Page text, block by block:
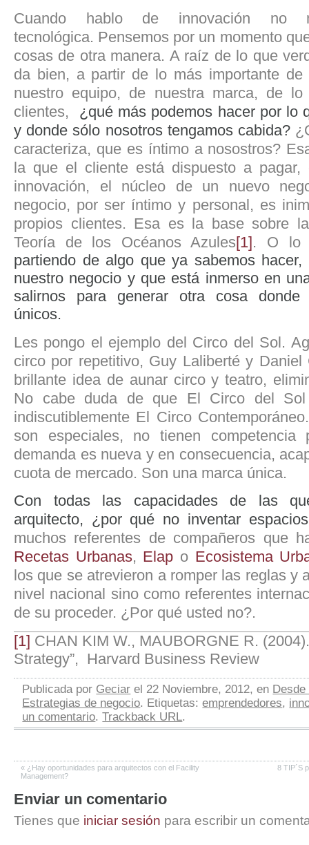
Cuando hablo de innovación
tecnológica. Pensemos por un momento
cosas de otra manera. A raíz de lo que
da bien, a partir de lo más importante de
nuestro equipo, de nuestra marca, de
clientes, ¿qué más podemos hacer por lo
y donde sólo nosotros tengamos cabida?
caracteriza, que es íntimo a nosostros?
la que el cliente está dispuesto a
innovación, el núcleo de un nuevo
negocio, por ser íntimo y personal, es
propios clientes. Esa es la base sobre
Teoría de los Océanos Azules[1]. O lo
partiendo de algo que ya sabemos
nuestro negocio y que está inmerso en
salirnos para generar otra cosa donde
únicos.
Les pongo el ejemplo del Circo del Sol.
circo por repetitivo, Guy Laliberté y Daniel
brillante idea de aunar circo y teatro,
No cabe duda de que El Circo del
indiscutiblemente El Circo
son especiales, no tienen
demanda es nueva y en consecuencia,
cuota de mercado. Son una marca única.
Con todas las capacidades de las
arquitecto, ¿por qué no inventar
muchos referentes de compañeros que
Recetas Urbanas, Elap o Ecosistema
los que se atrevieron a romper las reglas y
nivel nacional sino como referentes
de su proceder. ¿Por qué usted no?.
[1] CHAN KIM W., MAUBORGNE R.
Strategy”, Harvard Business Review
Publicada por Geciar el 22 Noviembre, 2012, en
Estrategias de negocio. Etiquetas:emprendedores,
un comentario.Trackback URL.
« ¿Hay oportunidades para arquitectos con el Facility
Management?
8 TIP´S
Enviar un comentario
Tienes que iniciar sesión para escribir un